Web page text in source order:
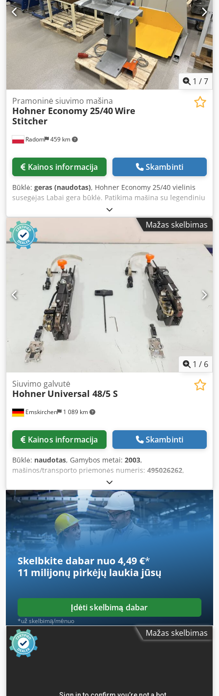
1 /7
Radom 459 km
Pramoninė siuvimo mašina
Hohner Economy 25/40Wire
Stitcher
Kainos informacija Skambinti
Būklė: geras (naudotas), Hohner Economy 25/40 vielinis
susegėjas Labai gera būklė. Patikima mašina su legendiniu
ilgaamžiškumu. Dwodpfxszhi Uws Aqrsa Techninės
specifikacijos: Našumas: 206 ciklai/min Siuvimo storis: 25
mm (pramušimas iki 40 mm be sąsagos uždarymo iš
apačios) Vielos skersmuo: maks. 1 mm Maitinimas: 380 V
Svoris: 240 kg Mašina turi reguliuojamą stalą bloko ir
brošiūrų siuvimui.
Mažas skelbimas
1 / 6
Emskirchen 1 089 km
Siuvimo galvutė
Hohner Universal 48/5 S
Kainos informacija Skambinti
Būklė: naudotas, Gamybos metai: 2003,
mašinos/transporto priemonės numeris: 495026262,
Heftkopf / Stitching Head Hohner Universal 48/5 S, Baujahr
2003 – Serien-Nr. 495026262 Schmalheftkopf / Narrow
Stitching Head Online video inspection possible via Skype
video call. We would be very pleased to welcome you for a
visit – more machines in stock. Dwedpfxeh Ayfzo Aqrja
Available immediately – Inspections possible. Located in
Emskirchen / Nuremberg – Test operation available.
Skelbkite dabar nuo 4,49 €*
11 milijonų pirkėjų laukia jūsų
Įdėti skelbimą dabar
*už skelbimą/mėnuo
Mažas skelbimas